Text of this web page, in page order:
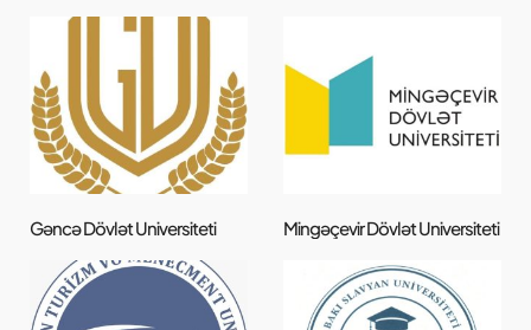
Gəncə Dövlət Universiteti Mingəçevir Dövlət Universiteti